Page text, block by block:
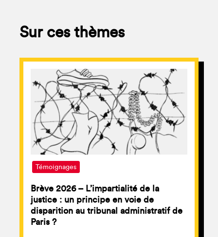
Sur ces thèmes
Témoignages
Brève 2026 – L’impartialité de la
justice : un principe en voie de
disparition au tribunal administratif de
Paris ?